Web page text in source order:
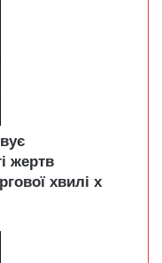
жертв
хвилі х